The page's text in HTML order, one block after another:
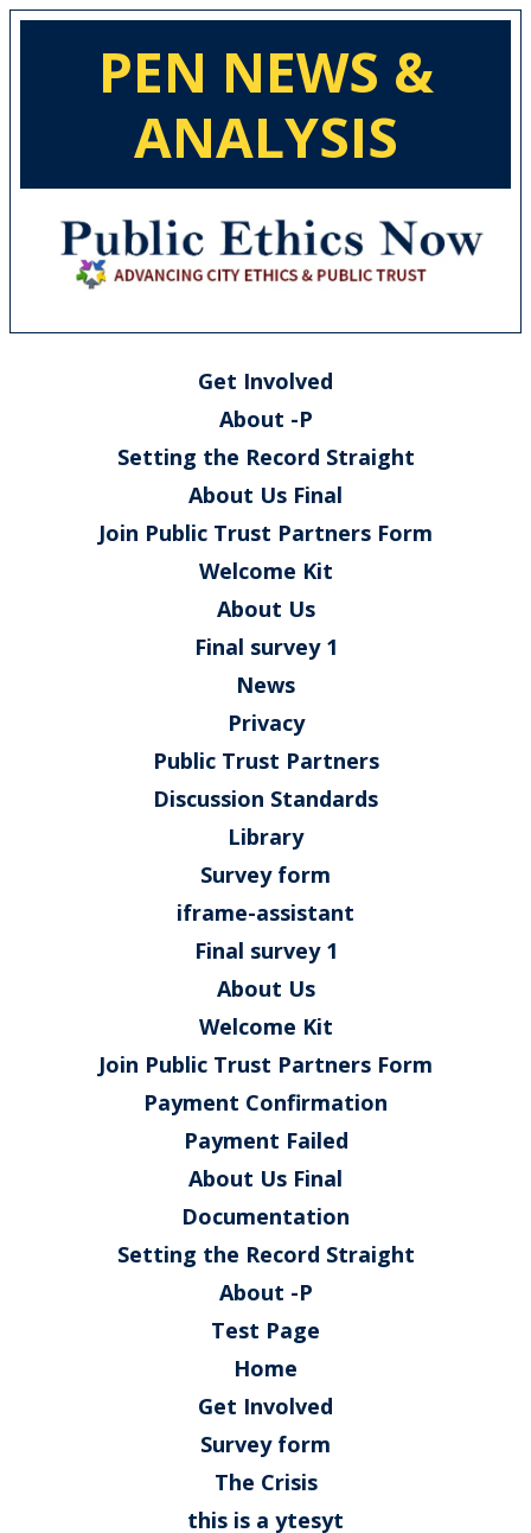
PEN NEWS &
ANALYSIS
Get Involved
About -P
Setting the Record Straight
About Us Final
Join Public Trust Partners Form
Welcome Kit
About Us
Final survey 1
News
Privacy
Public Trust Partners
Discussion Standards
Library
Survey form
iframe-assistant
Final survey 1
About Us
Welcome Kit
Join Public Trust Partners Form
Payment Confirmation
Payment Failed
About Us Final
Documentation
Setting the Record Straight
About -P
Test Page
Home
Get Involved
Survey form
The Crisis
this is a ytesyt